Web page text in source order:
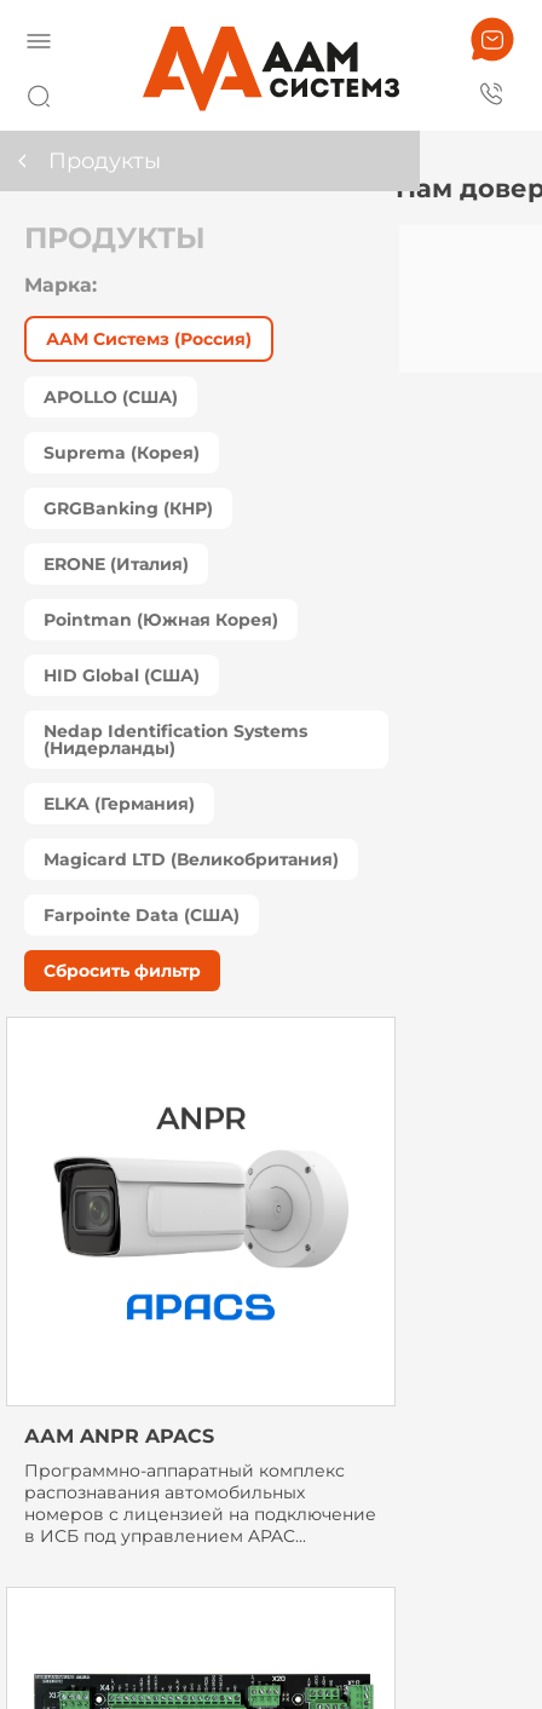
Продукты
ПРОДУКТЫ
Марка:
ААМ Системз (Россия)
APOLLO (США)
Suprema (Корея)
GRGBanking (КНР)
ERONE (Италия)
Pointman (Южная Корея)
HID Global (США)
Nedap Identification Systems
(Нидерланды)
ELKA (Германия)
Magicard LTD (Великобритания)
Farpointe Data (США)
Сбросить фильтр
ААМ ANPR APACS
Программно-аппаратный комплекс
распознавания автомобильных
номеров с лицензией на подключение
в ИСБ под управлением APAC...
Нам